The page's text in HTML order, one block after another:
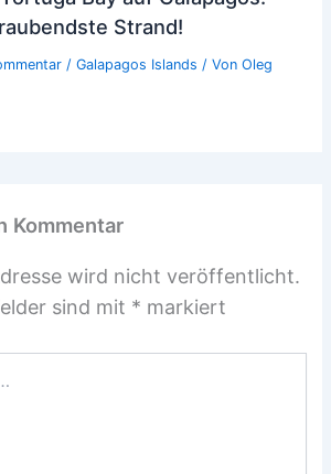
Strand!
/Galapagos Islands / VonOleg
Kommentar
wird nicht veröffentlicht.
sind mit * markiert